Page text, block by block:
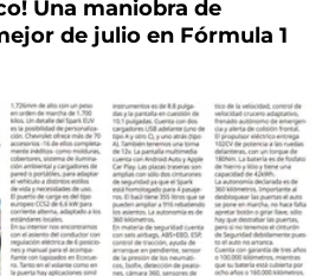
Una maniobra de
de julio en Fórmula 1